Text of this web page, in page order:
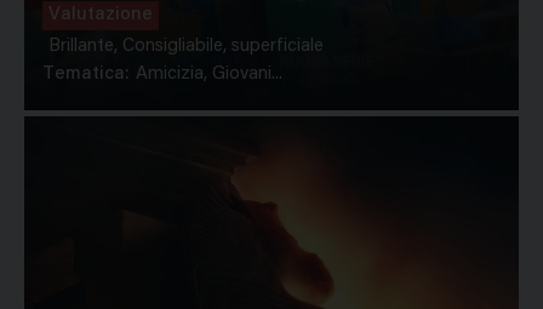
Valutazione
Brillante, Consigliabile, superficiale
Tematica: Amicizia, Giovani...